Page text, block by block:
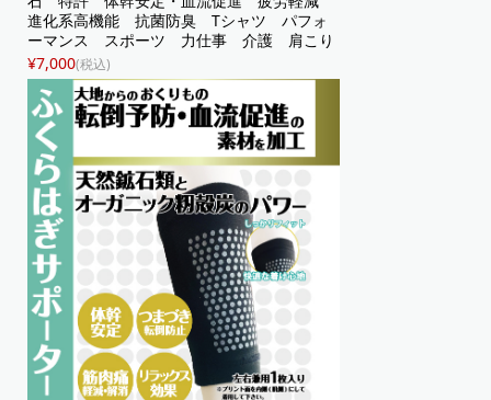
進化系高機能 抗菌防臭 Tシャツ パフォ
ーマンス スポーツ 力仕事 介護 肩こり
ユニセックス
¥7,000(税込)